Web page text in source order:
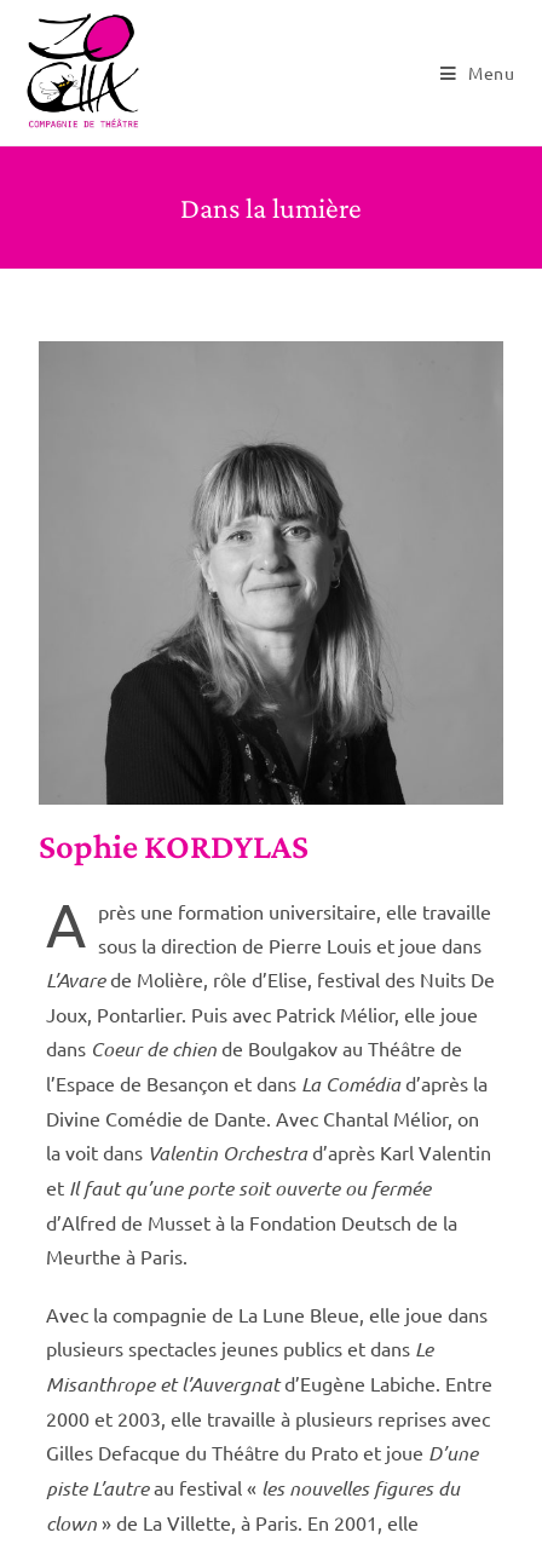
Menu
Dans la lumière
Sophie KORDYLAS
A près une formation universitaire, elle travaille
sous la direction de Pierre Louis et joue dans
L’Avarede Molière, rôle d’Elise, festival des Nuits De
Joux, Pontarlier. Puis avec Patrick Mélior, elle joue
dans Coeur de chiende Boulgakov au Théâtre de
l’Espace de Besançon et dans La Comédiad’après la
Divine Comédie de Dante. Avec Chantal Mélior, on
la voit dans Valentin Orchestrad’après Karl Valentin
et Il faut qu’une porte soit ouverte ou fermée
d’Alfred de Musset à la Fondation Deutsch de la
Meurthe à Paris.
Avec la compagnie de La Lune Bleue, elle joue dans
plusieurs spectacles jeunes publics et dans Le
Misanthrope et l’Auvergnatd’Eugène Labiche. Entre
2000 et 2003, elle travaille à plusieurs reprises avec
Gilles Defacque du Théâtre du Prato et joue D’une
piste L’autreau festival « les nouvelles figures du
clown» de La Villette, à Paris. En 2001, elle